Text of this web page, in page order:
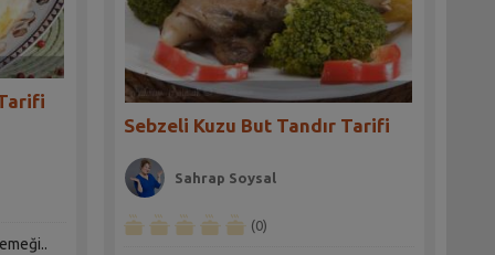
Sebzeli Kuzu But Tandır Tarifi
Sahrap Soysal
(0)